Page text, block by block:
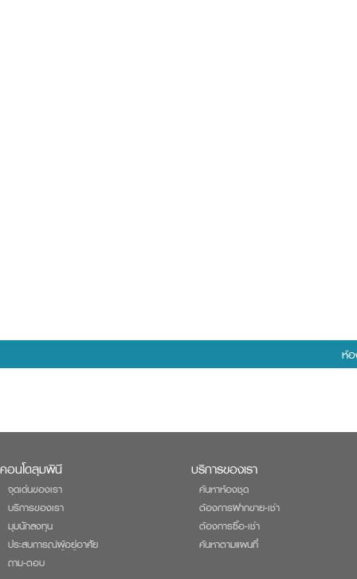
ห้อ
คอนโดลุมพินี
จุดเด่นของเรา
บริการของเรา
มุมนักลงทุน
ประสบการณ์ผู้อยู่อาศัย
ถาม-ตอบ
บริการของเรา
ค้นหาห้องชุด
ต้องการฝากขาย-เช่า
ต้องการซื้อ-เช่า
ค้นหาตามแผนที่